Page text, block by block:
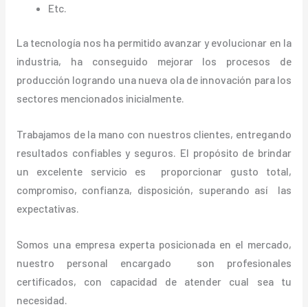
Etc.
La tecnología nos ha permitido avanzar y evolucionar en la
industria, ha conseguido mejorar los procesos de
producción logrando una nueva ola de innovación para los
sectores mencionados inicialmente.
Trabajamos de la mano con nuestros clientes, entregando
resultados confiables y seguros. El propósito de brindar
un excelente servicio es proporcionar gusto total,
compromiso, confianza, disposición, superando así las
expectativas.
Somos una empresa experta posicionada en el mercado,
nuestro personal encargado son profesionales
certificados, con capacidad de atender cual sea tu
necesidad.